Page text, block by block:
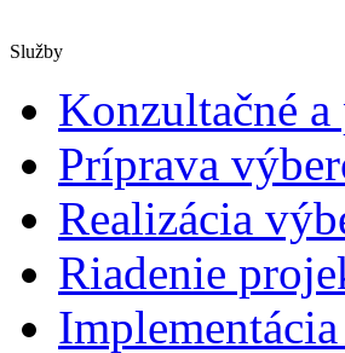
Služby
Konzultačné
Príprava
Realizácia
Riadenie